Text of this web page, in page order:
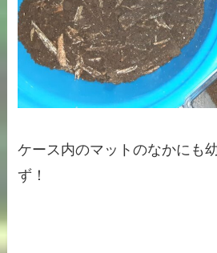
ケース内のマットのなかにも
ず！